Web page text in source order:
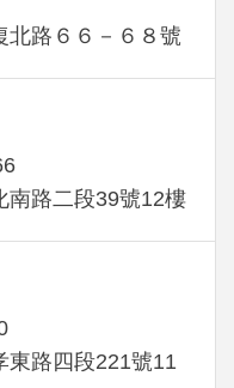
北路６６－６８號
南路二段39號12樓
東路四段221號11